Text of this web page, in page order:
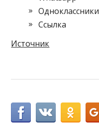
Одноклассники
Cсылка
Источник